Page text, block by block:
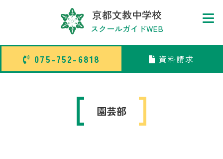
075-752-6818 資料請求
京都文教中学校
スクールガイドWEB
075-752-6818 資料請求
園芸部